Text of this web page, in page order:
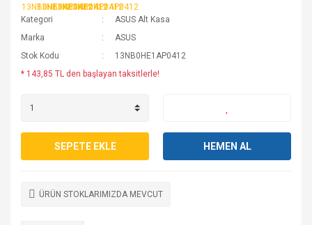
Kategori
ASUS Alt Kasa
Marka
ASUS
Stok Kodu
13NB0HE1AP0412
* 143,85 TL den başlayan taksitlerle!
SEPETE EKLE HEMEN AL
ÜRÜN STOKLARIMIZDA MEVCUT